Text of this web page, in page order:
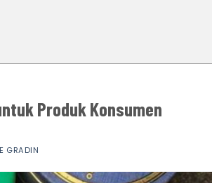
Produk Konsumen
GRADIN